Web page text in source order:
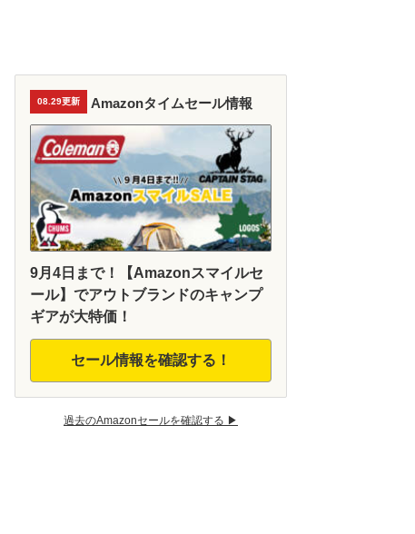
08.29更新 Amazonタイムセール情報
9月4日まで！【Amazonスマイルセ
ール】でアウトブランドのキャンプ
ギアが大特価！
セール情報を確認する！
過去のAmazonセールを確認する ▶︎